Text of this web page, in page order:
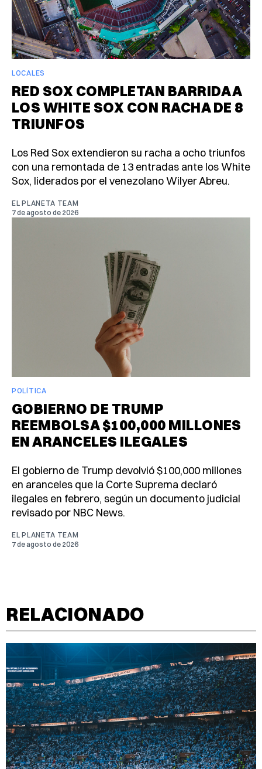
LOCALES
RED SOX COMPLETAN BARRIDA A
LOS WHITE SOX CON RACHA DE 8
TRIUNFOS
Los Red Sox extendieron su racha a ocho triunfos
con una remontada de 13 entradas ante los White
Sox, liderados por el venezolano Wilyer Abreu.
EL PLANETA TEAM
7 de agosto de 2026
POLÍTICA
GOBIERNO DE TRUMP
REEMBOLSA $100,000 MILLONES
EN ARANCELES ILEGALES
El gobierno de Trump devolvió $100,000 millones
en aranceles que la Corte Suprema declaró
ilegales en febrero, según un documento judicial
revisado por NBC News.
EL PLANETA TEAM
7 de agosto de 2026
RELACIONADO